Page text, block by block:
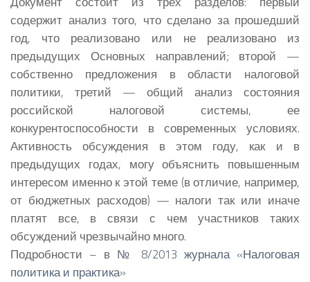
содержит анализ того, что сделано за прошедший
год, что реализовано или не реализовано из
предыдущих Основных направлений; второй —
собственно предложения в области налоговой
политики, третий — общий анализ состояния
российской налоговой системы, ее
конкурентоспособности в современных условиях.
Активность обсуждения в этом году, как и в
предыдущих годах, могу объяснить повышенным
интересом именно к этой теме (в отличие, например,
от бюджетных расходов) — налоги так или иначе
платят все, в связи с чем участников таких
обсуждений чрезвычайно много.
Подробности – в № 8/2013 журнала «Налоговая
политика и практика»